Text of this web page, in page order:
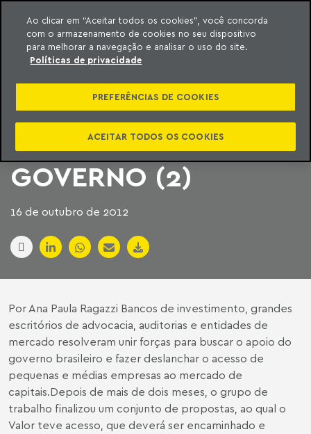
o conteúdo
Machado Meyer
ACESSO FACILITADO
AO MERCADO SERÁ
DISCUTIDO COM
GOVERNO (2)
16 de outubro de 2012
Por Ana Paula Ragazzi Bancos de investimento, grandes
escritórios de advocacia, auditorias e entidades de
mercado resolveram unir forças para buscar o apoio do
governo brasileiro e fazer deslanchar o acesso de
pequenas e médias empresas ao mercado de
capitais.Depois de mais de dois meses, o grupo de
trabalho finalizou um conjunto de propostas, ao qual o
Valor teve acesso, que deverá ser encaminhado e
Ao clicar em “Aceitar todos os cookies”, você concorda
com o armazenamento de cookies no seu dispositivo
para melhorar a navegação e analisar o uso do site.
Políticas de privacidade
PREFERÊNCIAS DE COOKIES
ACEITAR TODOS OS COOKIES